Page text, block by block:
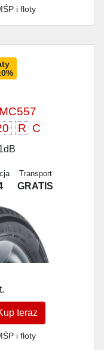
i floty
R C
Transport
GRATIS
teraz
i floty